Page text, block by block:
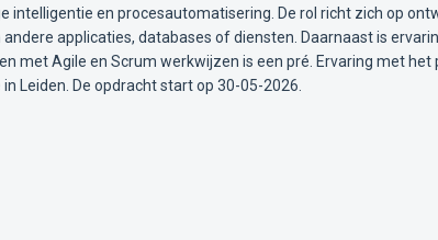
en procesautomatisering. De rol richt zich op
applicaties, databases of diensten. Daarnaast is
met Agile en Scrum werkwijzen is een pré. Ervaring met
Leiden. De opdracht start op 30-05-2026.